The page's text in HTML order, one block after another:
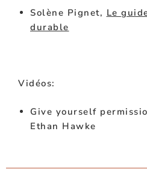
Solène Pignet, Le
durable
Vidéos:
Give yourself
Ethan Hawke